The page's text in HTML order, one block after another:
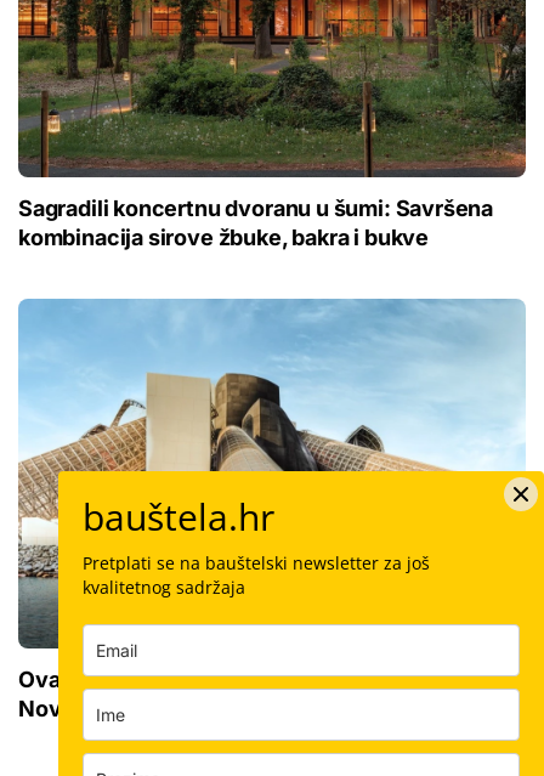
Sagradili koncertnu dvoranu u šumi: Savršena
kombinacija sirove žbuke, bakra i bukve
Ovaj muzej je pravo arhitektonsko remek djelo!
Novi Guggenheim pri kraju, probija sve granice
bauštela.hr
Pretplati se na bauštelski newsletter za još
kvalitetnog sadržaja